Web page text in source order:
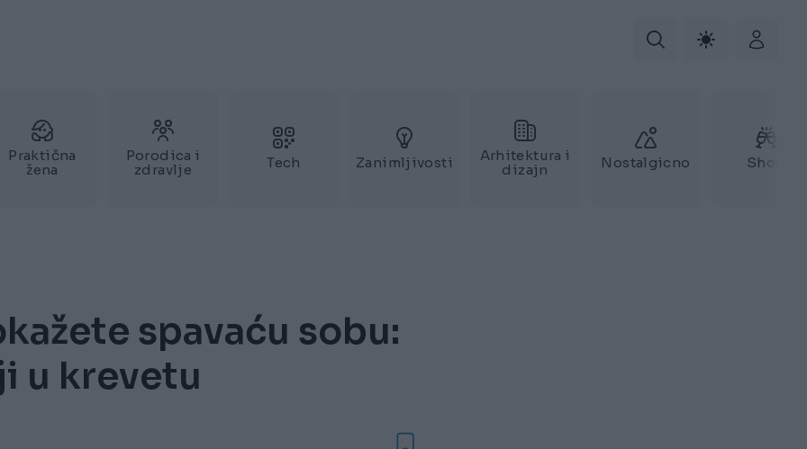
Praktična
žena
Porodica i
zdravlje
Tech Zanimljivosti
Arhitektura i
dizajn
Nostalgicno Show
spavaću sobu:
u krevetu